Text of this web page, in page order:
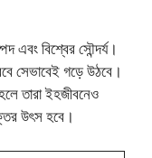
এবং বিশ্বের সৌন্দর্য।
সেভাবেই গড়ে উঠবে।
তারা ইহজীবনেও
উৎস হবে।